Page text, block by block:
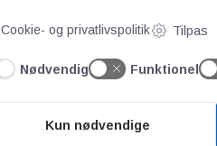
Cookie- og privatlivspolitik Tilpas
Nødvendig Funktionel
Kun nødvendige